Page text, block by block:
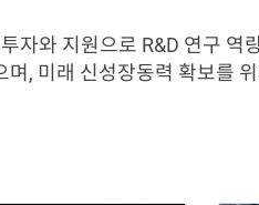
와 지원으로 R&D 연구 역
, 미래 신성장동력 확보를